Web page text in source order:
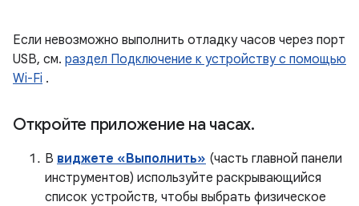
Если невозможно выполнить отладку часов через порт
USB, см. раздел Подключение к устройству с помощью
Wi-Fi .
Откройте приложение на часах.
В виджете «Выполнить» (часть главной панели
инструментов) используйте раскрывающийся
список устройств, чтобы выбрать физическое